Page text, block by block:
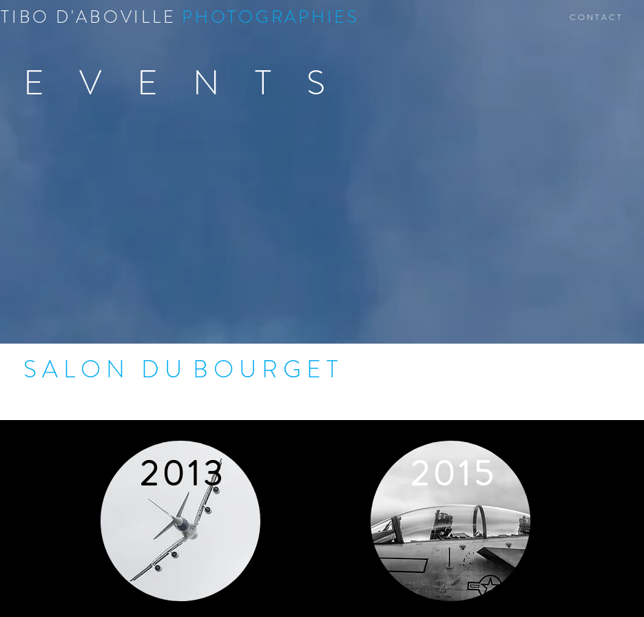
C O N T A C T
TIBO D'ABOVILLE PHOTOGRAPHIES
E V E N T S
S A L O N D U B O U R G E T
2 0 1 3 2 0 1 5